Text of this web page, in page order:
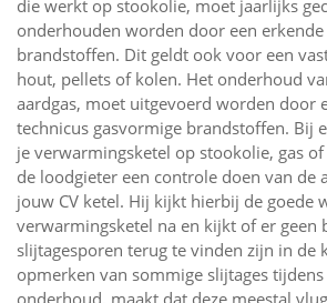
die werkt op stookolie, moet jaarlijks
onderhouden worden door een
brandstoffen. Dit geldt ook voor een
hout, pellets of kolen. Het onderhoud
aardgas, moet uitgevoerd worden door
technicus gasvormige brandstoffen. Bij
je verwarmingsketel op stookolie, gas
de loodgieter een controle doen van de
jouw CV ketel. Hij kijkt hierbij de goede
verwarmingsketel na en kijkt of er geen
slijtagesporen terug te vinden zijn in de
opmerken van sommige slijtages